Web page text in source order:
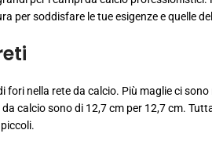
per soddisfare le tue esigenze e quelle
fori nella rete da calcio. Più maglie ci
calcio sono di 12,7 cm per 12,7 cm.